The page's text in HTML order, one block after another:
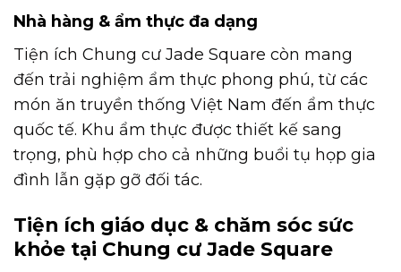
Nhà hàng & ẩm thực đa dạng
Tiện ích Chung cư Jade Square còn mang
đến trải nghiệm ẩm thực phong phú, từ các
món ăn truyền thống Việt Nam đến ẩm thực
quốc tế. Khu ẩm thực được thiết kế sang
trọng, phù hợp cho cả những buổi tụ họp gia
đình lẫn gặp gỡ đối tác.
Tiện ích giáo dục & chăm sóc sức
khỏe tại Chung cư Jade Square